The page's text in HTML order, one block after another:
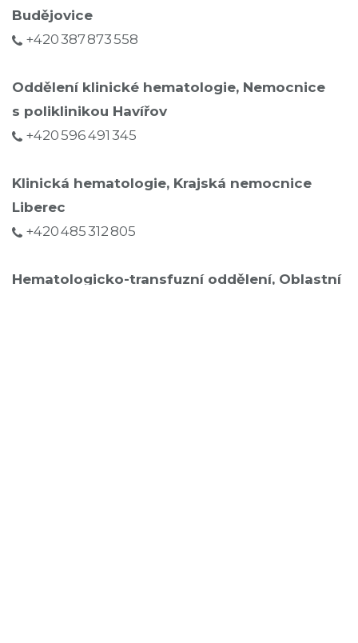
Budějovice
+420 387 873 558
Oddělení klinické hematologie, Nemocnice
s poliklinikou Havířov
+420 596 491 345
Klinická hematologie, Krajská nemocnice
Liberec
+420 485 312 805
Hematologicko-transfuzní oddělení, Oblastní